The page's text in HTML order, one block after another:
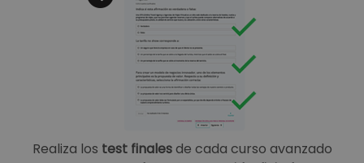
Realiza los test finalesde cada curso avanzado